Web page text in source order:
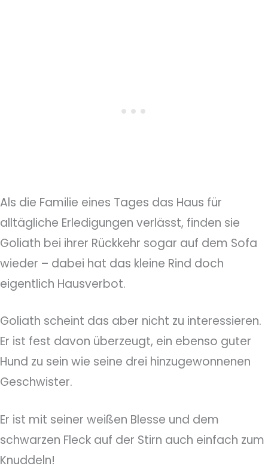
Als die Familie eines Tages das Haus für
alltägliche Erledigungen verlässt, finden sie
Goliath bei ihrer Rückkehr sogar auf dem Sofa
wieder – dabei hat das kleine Rind doch
eigentlich Hausverbot.
Goliath scheint das aber nicht zu interessieren.
Er ist fest davon überzeugt, ein ebenso guter
Hund zu sein wie seine drei hinzugewonnenen
Geschwister.
Er ist mit seiner weißen Blesse und dem
schwarzen Fleck auf der Stirn auch einfach zum
Knuddeln!